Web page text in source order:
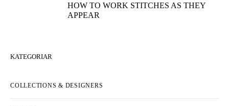
HOW TO WORK STITCHES AS THEY
APPEAR
KATEGORIAR
COLLECTIONS & DESIGNERS